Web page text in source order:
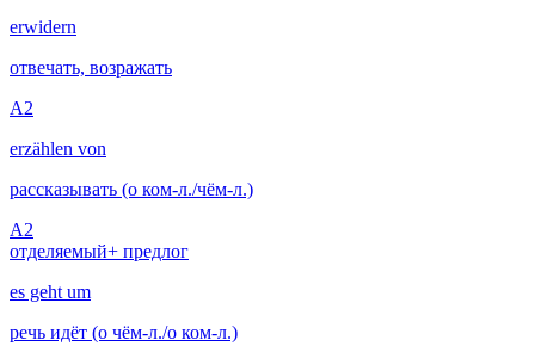
erwidern
отвечать, возражать
A2
erzählen von
рассказывать (о ком-л./чём-л.)
A2
отделяемый+ предлог
es geht um
речь идёт (о чём-л./о ком-л.)